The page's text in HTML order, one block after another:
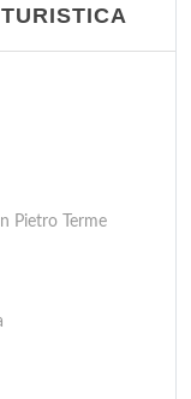
Pietro Terme